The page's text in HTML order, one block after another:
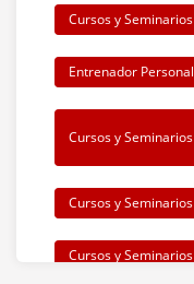
Cursos y Seminarios
Entrenador Personal
Cursos y Seminarios
Cursos y Seminarios
Cursos y Seminarios